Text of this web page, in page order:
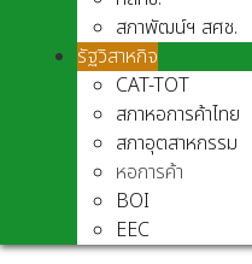
สภาพัฒน์ฯ สศช.
รัฐวิสาหกิจ
CAT-TOT
สภาหอการค้าไทย
สภาอุตสาหกรรม
หอการค้า
BOI
EEC